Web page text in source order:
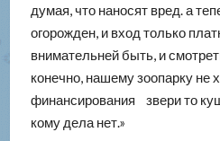
думая, что наносят вред. а
огорожден, и вход только
внимательней быть, и
конечно, нашему зоопарку не
финансирования звери то
кому дела нет.»